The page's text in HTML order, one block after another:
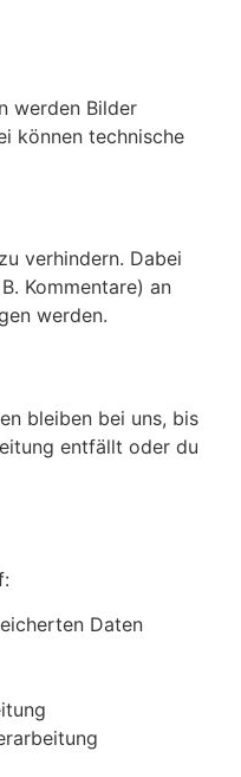
werden Bilder
können technische
verhindern. Dabei
Kommentare) an
werden.
bleiben bei uns, bis
entfällt oder du
Daten